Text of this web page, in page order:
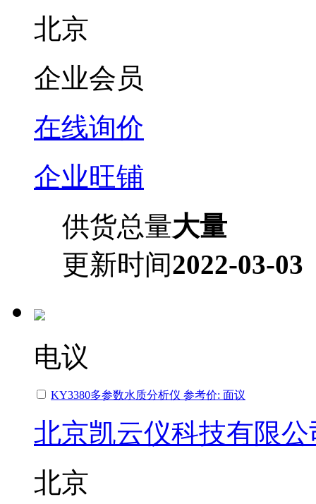
北京
企业会员
在线询价
企业旺铺
供货总量大量
更新时间2022-03-03
电议
KY3380多参数水质分析仪 参考价: 面议
北京凯云仪科技有限公
北京